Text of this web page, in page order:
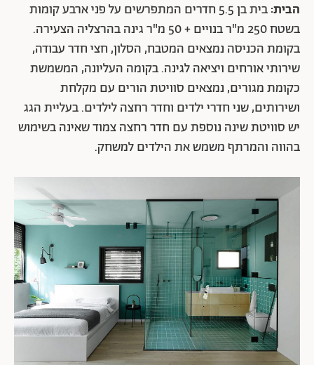
הבית:
בית בן 5.5 חדרים המתפרשים על פני ארבע קומות
בשטח 250 מ"ר בנויים + 50 מ"ר גינה בהרצליה הצעירה.
בקומת הכניסה נמצאים המטבח, הסלון, חצי חדר עבודה,
שירותי אורחים ויציאה לגינה. בקומה העליונה, המשמשת
כקומת מגורים, נמצאים סוויטת הורים עם מקלחת
ושירותים, שני חדרי ילדים וחדר רחצה לילדים. בעליית הגג
יש סוויטת שינה נוספת עם חדר רחצה צמוד שאינה בשימוש
בהווה והמרתף משמש את הילדים למשחק.